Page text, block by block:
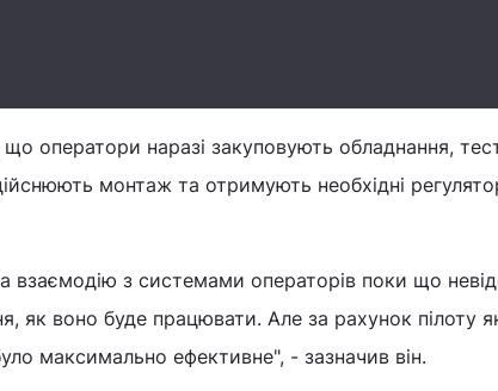
що оператори наразі закуповують обладнання,
монтаж та отримують необхідні
взаємодію з системами операторів поки що
як воно буде працювати. Але за рахунок пілоту
максимально ефективне", - зазначив він.